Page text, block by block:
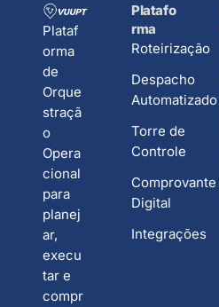
Plataf
orma
de
Orque
straçã
o
Opera
cional
para
planej
ar,
execu
tar e
compr
Platafo
rma
Roteirização
Despacho
Automatizado
Torre de
Controle
Comprovante
Digital
Integrações